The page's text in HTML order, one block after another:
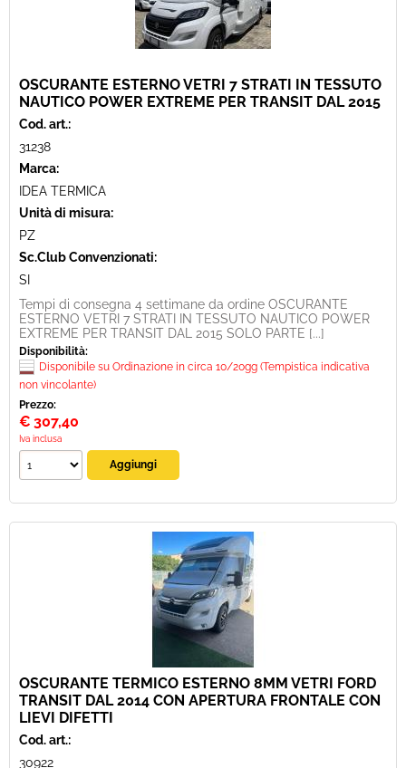
OSCURANTE ESTERNO VETRI 7 STRATI IN TESSUTO
NAUTICO POWER EXTREME PER TRANSIT DAL 2015
Cod. art.:
31238
Marca:
IDEA TERMICA
Unità di misura:
PZ
Sc.Club Convenzionati:
SI
Tempi di consegna 4 settimane da ordine OSCURANTE
ESTERNO VETRI 7 STRATI IN TESSUTO NAUTICO POWER
EXTREME PER TRANSIT DAL 2015 SOLO PARTE [...]
Disponibilità:
Disponibile su Ordinazione in circa 10/20gg (Tempistica indicativa
non vincolante)
Prezzo:
€ 307,40
Iva inclusa
OSCURANTE TERMICO ESTERNO 8MM VETRI FORD
TRANSIT DAL 2014 CON APERTURA FRONTALE CON
LIEVI DIFETTI
Cod. art.:
30922